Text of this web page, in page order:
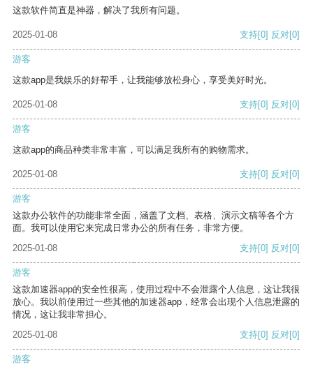
这款软件简直是神器，解决了我所有问题。
2025-01-08 支持[0] 反对[0]
游客
这款app是我娱乐的好帮手，让我能够放松身心，享受美好时光。
2025-01-08 支持[0] 反对[0]
游客
这款app的商品种类非常丰富，可以满足我所有的购物需求。
2025-01-08 支持[0] 反对[0]
游客
这款办公软件的功能非常全面，涵盖了文档、表格、演示文稿等各个方
面。我可以使用它来完成日常办公的所有任务，非常方便。
2025-01-08
支持[0] 反对[0]
游客
这款加速器app的安全性很高，使用过程中不会泄露个人信息，这让我很
放心。我以前使用过一些其他的加速器app，经常会出现个人信息泄露的
情况，这让我非常担心。
2025-01-08
支持[0] 反对[0]
游客